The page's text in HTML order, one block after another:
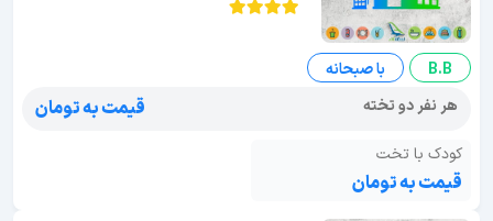
B.B
با صبحانه
هر نفر دو تخته
قیمت به تومان
کودک با تخت
قیمت به تومان